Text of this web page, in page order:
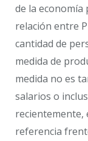
de la economía
relación entre
cantidad de
medida de
medida no es
salarios o
recientemente,
referencia